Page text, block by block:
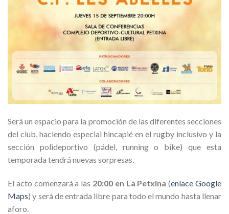
Será un espacio para la promoción de las diferentes secciones
del club, haciendo especial hincapié en el rugby inclusivo y la
sección polideportivo (pádel, running o bike) que esta
temporada tendrá nuevas sorpresas.
El acto comenzará a las 20:00 en La Petxina (enlace Google
Maps) y será de entrada libre para todo el mundo hasta llenar
aforo.